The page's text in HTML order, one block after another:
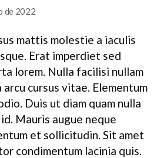
de 2022
mattis molestie a iaculis
Erat imperdiet sed
lorem. Nulla facilisi nullam
arcu cursus vitae. Elementum
Duis ut diam quam nulla
Mauris augue neque
et sollicitudin. Sit amet
condimentum lacinia quis.